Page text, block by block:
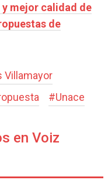
mejor calidad de
de
Villamayor
#Unace
en Voiz